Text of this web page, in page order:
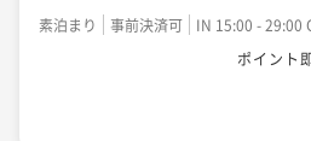
朝食付き 現地決済可 事前決済可
IN
ポイント
素泊まり 事前決済可
IN 15:00 - 29:00
ポイント